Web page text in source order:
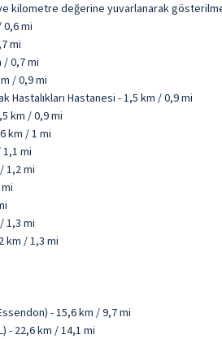
ve kilometre değerine yuvarlanarak
mi
mi
/ 0,7 mi
/ 0,9 mi
Hastalıkları Hastanesi - 1,5 km / 0,9 mi
km / 0,9 mi
km / 1 mi
mi
1,2 mi
1,3 mi
km / 1,3 mi
- 15,6 km / 9,7 mi
- 22,6 km / 14,1 mi